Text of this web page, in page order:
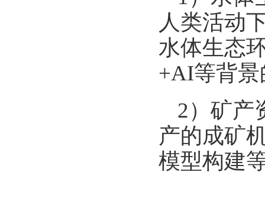
人类活动
水体生态
+AI等背
2）矿产
产的成矿
模型构建